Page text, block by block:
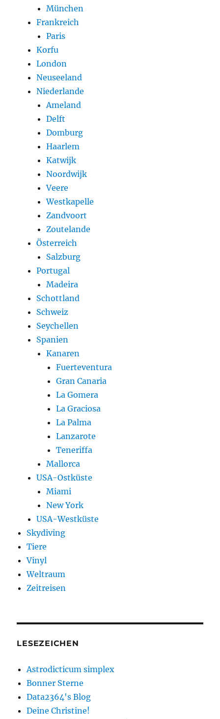
München
Frankreich
Paris
Korfu
London
Neuseeland
Niederlande
Ameland
Delft
Domburg
Haarlem
Katwijk
Noordwijk
Veere
Westkapelle
Zandvoort
Zoutelande
Österreich
Salzburg
Portugal
Madeira
Schottland
Schweiz
Seychellen
Spanien
Kanaren
Fuerteventura
Gran Canaria
La Gomera
La Graciosa
La Palma
Lanzarote
Teneriffa
Mallorca
USA-Ostküste
Miami
New York
USA-Westküste
Skydiving
Tiere
Vinyl
Weltraum
Zeitreisen
LESEZEICHEN
Astrodicticum simplex
Bonner Sterne
Data2364's Blog
Deine Christine!